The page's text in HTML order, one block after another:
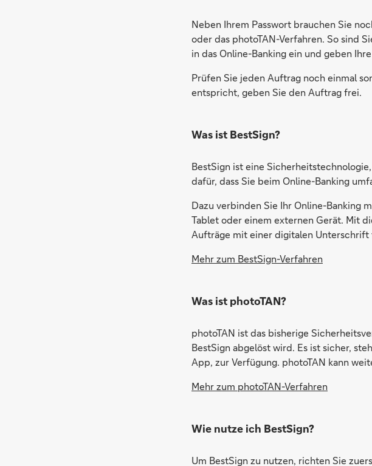
Neben Ihrem Passwort brauchen Sie
oder das photoTAN-Verfahren. So sind
in das Online-Banking ein und geben
Prüfen Sie jeden Auftrag noch einmal
entspricht, geben Sie den Auftrag frei.
Was ist BestSign?
BestSign ist eine
dafür, dass Sie beim Online-Banking
Dazu verbinden Sie Ihr Online-Banking
Tablet oder einem externen Gerät. Mit
Aufträge mit einer digitalen Unterschrift
Mehr zum BestSign-Verfahren
Was ist photoTAN?
photoTAN ist das bisherige
BestSign abgelöst wird. Es ist sicher,
App, zur Verfügung. photoTAN kann
Mehr zum photoTAN-Verfahren
Wie nutze ich BestSign?
Um BestSign zu nutzen, richten Sie